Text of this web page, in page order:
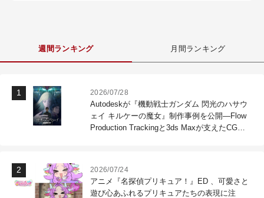
週間ランキング 月間ランキング
2026/07/28
Autodeskが『機動戦士ガンダム 閃光のハサウ
ェイ キルケーの魔女』制作事例を公開―Flow
Production Trackingと3ds Maxが支えたCG制
2026/07/24
アニメ『名探偵プリキュア！』ED 、可愛さと
遊び心あふれるプリキュアたちの表現に注